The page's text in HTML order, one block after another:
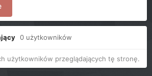
0 użytkowników
użytkowników przeglądających tę stronę.